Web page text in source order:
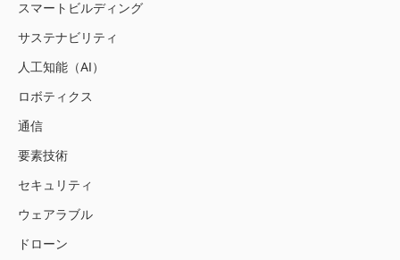
スマートビルディング
サステナビリティ
人工知能（AI）
ロボティクス
通信
要素技術
セキュリティ
ウェアラブル
ドローン